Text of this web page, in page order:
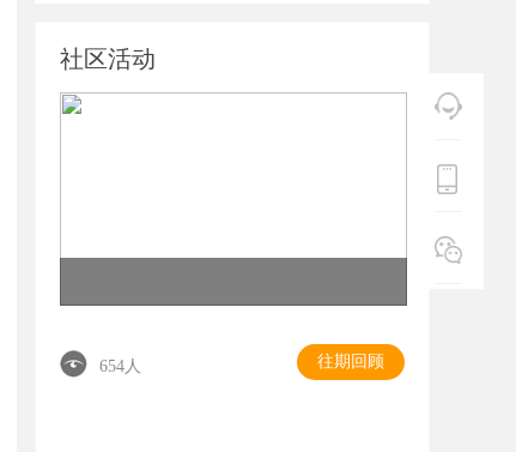
社区活动
654人 往期回顾